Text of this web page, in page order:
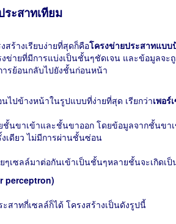
ะสาทเทียม
ร้างเรียบง่ายที่สุดก็คือโครงข่ายประสาทแบบ
ข่ายที่มีการแบ่งเป็นชั้นๆชัดเจน และข้อมูลจะ
รย้อนกลับไปยังชั้นก่อนหน้า
ไปข้างหน้าในรูปแบบที่ง่ายที่สุด เรียกว่าเพอร์
ชั้นขาเข้าและชั้นขาออก โดยข้อมูลจากชั้นขา
ดียว ไม่มีการผ่านชั้นซ่อน
ๆเซลล์มาต่อกันเข้าเป็นชั้นๆหลายชั้นจะเกิดเป็
perceptron)
สาทกี่เซลล์ก็ได้ โครงสร้างเป็นดังรูปนี้